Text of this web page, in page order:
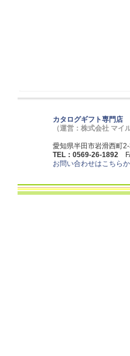
カタログギフト専門店
（運営：株式会社 マ
愛知県半田市岩滑西町2-
TEL：0569-26-1892
お問い合わせはこちら